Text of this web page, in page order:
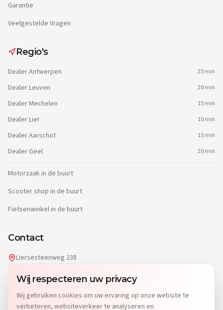
Wij respecteren uw privacy
Wij gebruiken cookies om uw ervaring op onze website te
verbeteren, websiteverkeer te analyseren en
Garantie
Veelgestelde Vragen
Regio's
DealerAntwerpen 25 min
DealerLeuven 20 min
DealerMechelen 15 min
DealerLier 10 min
DealerAarschot 15 min
Dealer Geel 20 min
Motorzaak in de buurt
Scooter shop in de buurt
Fietsenwinkel in de buurt
Contact
Liersesteenweg 238
info@dgwheels.be
014 96 04 32